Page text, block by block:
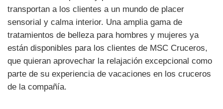
transportan a los clientes a un mundo de placer
sensorial y calma interior. Una amplia gama de
tratamientos de belleza para hombres y mujeres ya
están disponibles para los clientes de MSC Cruceros,
que quieran aprovechar la relajación excepcional como
parte de su experiencia de vacaciones en los cruceros
de la compañía.